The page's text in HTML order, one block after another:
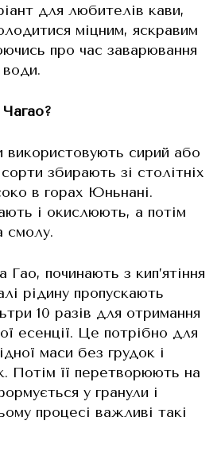
для любителів кави,
міцним, яскравим
про час заварювання
використовують сирий або
збирають зі столітніх
в горах Юньнані.
і окислюють, а потім
смолу.
починають з кип’ятіння
рідину пропускають
10 разів для отримання
есенції. Це потрібно для
маси без грудок і
Потім її перетворюють на
у гранули і
процесі важливі такі